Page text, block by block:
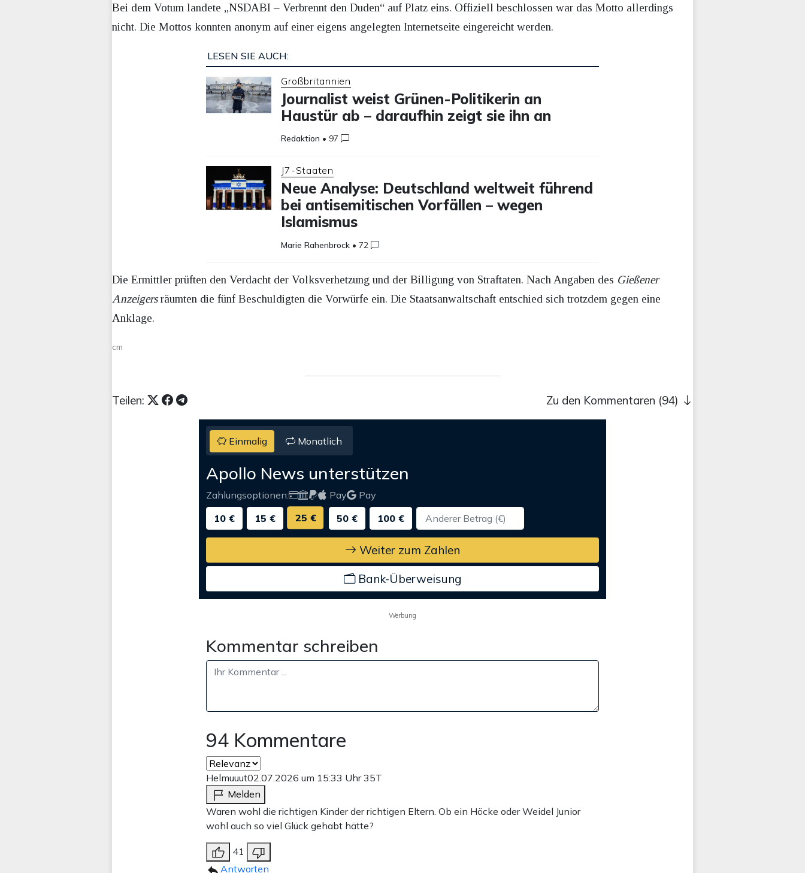
Bei dem Votum landete „NSDABI – Verbrennt den Duden“ auf Platz eins. Offiziell beschlossen war das Motto allerdings
nicht. Die Mottos konnten anonym auf einer eigens angelegten Internetseite eingereicht werden.
LESEN SIE AUCH:
Großbritannien
Journalist weist Grünen-Politikerin an
Haustür ab – daraufhin zeigt sie ihn an
Redaktion • 97
J7-Staaten
Neue Analyse: Deutschland weltweit führend
bei antisemitischen Vorfällen – wegen
Islamismus
Marie Rahenbrock •72
Die Ermittler prüften den Verdacht der Volksverhetzung und der Billigung von Straftaten. Nach Angaben des Gießener
Anzeigersräumten die fünf Beschuldigten die Vorwürfe ein. Die Staatsanwaltschaft entschied sich trotzdem gegen eine
Anklage.
cm
Teilen: Zu den Kommentaren (94)
Einmalig Monatlich
Apollo News unterstützen
Zahlungsoptionen: Pay
Pay
10 €
15 € 25 € 50 € 100 €
Weiter zum Zahlen
Bank-Überweisung
Werbung
Kommentar schreiben
94 Kommentare
Helmuuut02.07.2026 um 15:33 Uhr35T
Melden
Waren wohl die richtigen Kinder der richtigen Eltern. Ob ein Höcke oder Weidel Junior
wohl auch so viel Glück gehabt hätte?
41
Antworten